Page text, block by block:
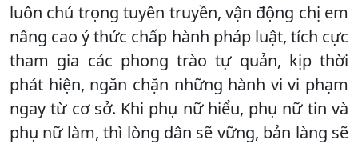
luôn chú trọng tuyên truyền, vận động chị em
nâng cao ý thức chấp hành pháp luật, tích cực
tham gia các phong trào tự quản, kịp thời
phát hiện, ngăn chặn những hành vi vi phạm
ngay từ cơ sở. Khi phụ nữ hiểu, phụ nữ tin và
phụ nữ làm, thì lòng dân sẽ vững, bản làng sẽ